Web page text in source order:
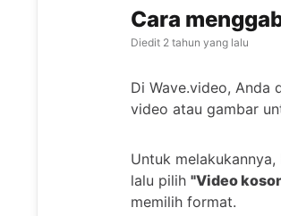
Cara
Diedit 2 tahun yang lalu
Di Wave.video, Anda
video atau gambar
Untuk melakukannya,
lalu pilih "Video
memilih format.